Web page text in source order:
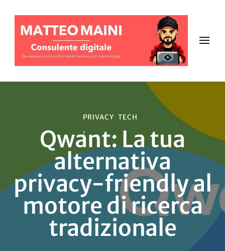
PRIVACY TECH
Qwant: La tua
alternativa
privacy-friendly al
motore di ricerca
tradizionale